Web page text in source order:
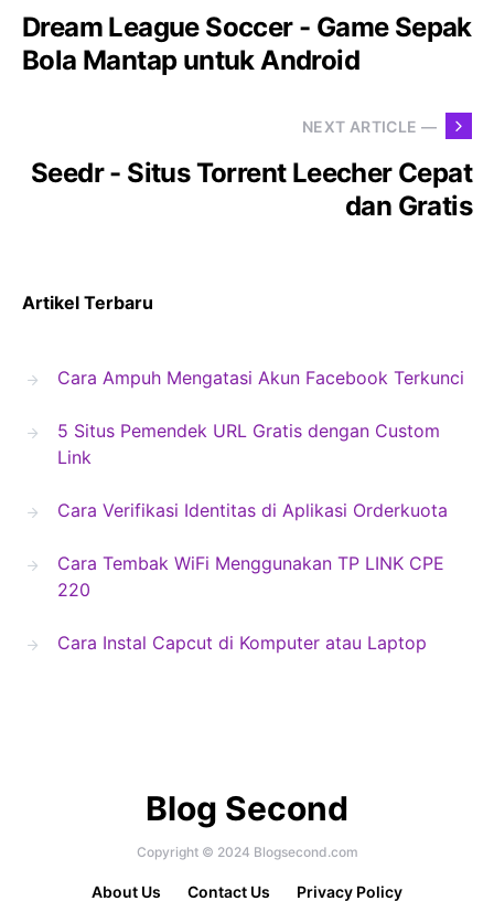
Dream League Soccer - Game Sepak
Bola Mantap untuk Android
NEXT ARTICLE —
Seedr - Situs Torrent Leecher Cepat
dan Gratis
Artikel Terbaru
Cara Ampuh Mengatasi Akun Facebook Terkunci
5 Situs Pemendek URL Gratis dengan Custom
Link
Cara Verifikasi Identitas di Aplikasi Orderkuota
Cara Tembak WiFi Menggunakan TP LINK CPE
220
Cara Instal Capcut di Komputer atau Laptop
Blog Second
Copyright © 2024 Blogsecond.com
About Us Contact Us Privacy Policy